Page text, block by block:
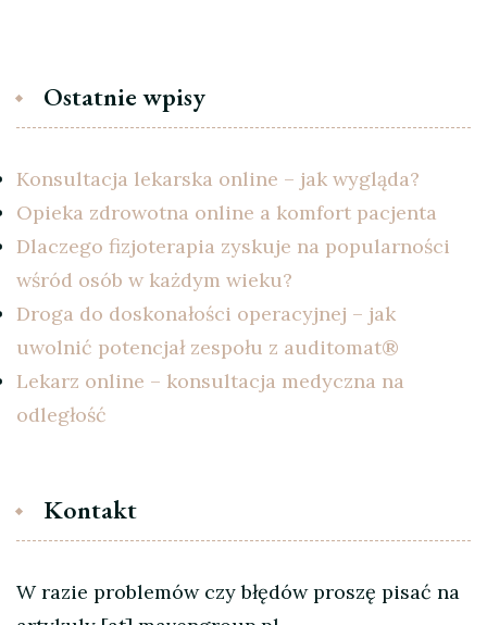
Ostatnie wpisy
Konsultacja lekarska online – jak wygląda?
Opieka zdrowotna online a komfort pacjenta
Dlaczego fizjoterapia zyskuje na popularności
wśród osób w każdym wieku?
Droga do doskonałości operacyjnej – jak
uwolnić potencjał zespołu z auditomat®
Lekarz online – konsultacja medyczna na
odległość
Kontakt
W razie problemów czy błędów proszę pisać na